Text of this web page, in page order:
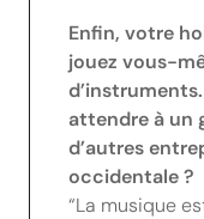
Enfin, votre
jouez vous-
attendre à un
d’autres
occidentale ?
“La musique